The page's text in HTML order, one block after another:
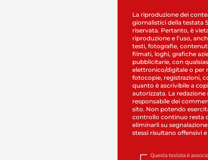
La riproduzione dei
giornalistici della testata
riservata. Pertanto, è
riproduzione e l’uso,
testi, fotografie,
filmati, loghi, grafiche
pubblicitarie, con
elettronico/digitale o per
fotocopie, registrazioni,
quanto è ascrivibile a
autorizzata. La redazione
responsabile dei
sito. Non potendo
controllo continuo resta
eliminarli su
stessi risultano offensivi